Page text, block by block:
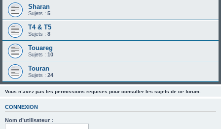
Sharan
Sujets : 5
T4 & T5
Sujets : 8
Touareg
Sujets : 10
Touran
Sujets : 24
Vous n’avez pas les permissions requises pour consulter les sujets de ce forum.
CONNEXION
Nom d’utilisateur :